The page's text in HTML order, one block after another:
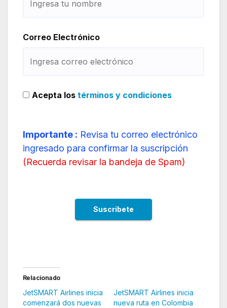
Correo Electrónico
Acepta los términos y condiciones
Importante : Revisa tu correo electrónico
ingresado para confirmar la suscripción
(Recuerda revisar la bandeja de Spam)
Relacionado
JetSMART Airlines inicia
comenzará dos nuevas
JetSMART Airlines inicia
nueva ruta en Colombia